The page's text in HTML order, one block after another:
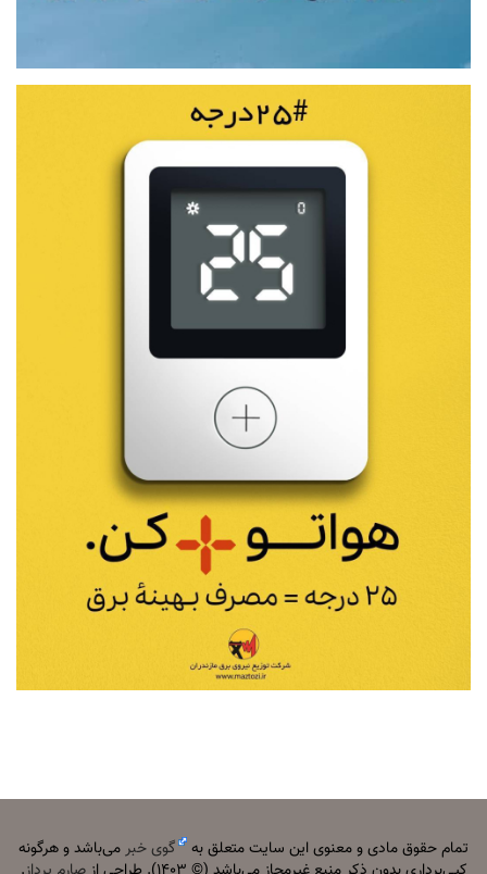
تمام حقوق مادی و معنوی این سایت متعلق به گوی خبرمی‌باشد و هرگونه